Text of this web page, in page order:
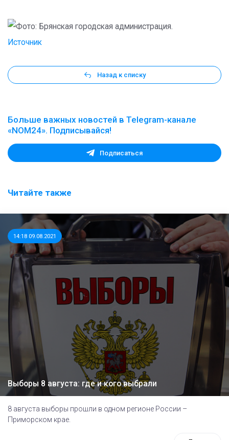
Источник
Назад к списку
Больше важных новостей в Telegram-канале
«NOM24». Подписывайся!
Подписаться
Читайте также
14:18 09.08.2021
Выборы 8 августа: где и кого выбрали
8 августа выборы прошли в одном регионе России –
Приморском крае.